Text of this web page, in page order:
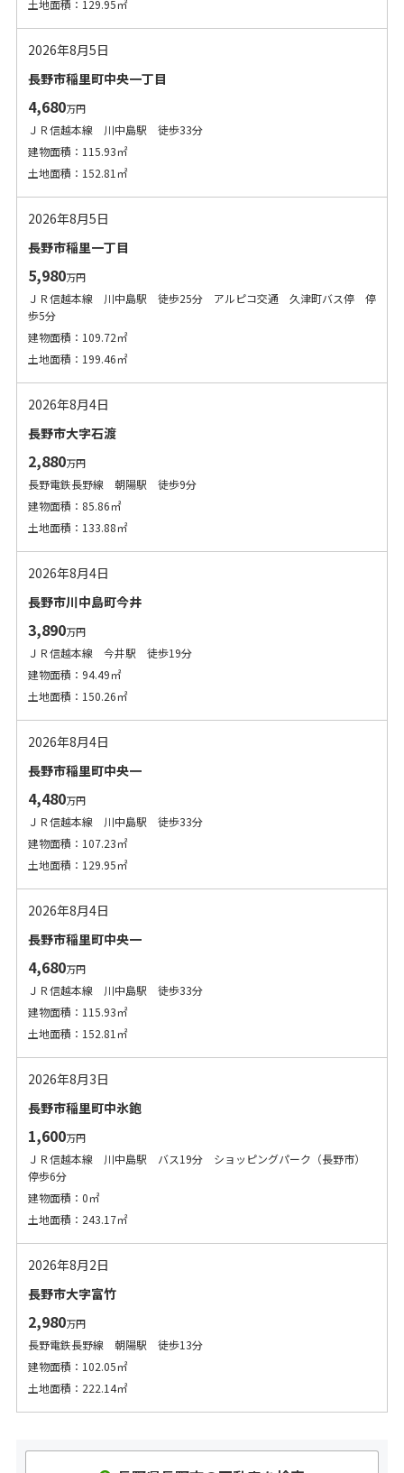
土地面積：129.95㎡
2026年8月5日
長野市稲里町中央一丁目
4,680万円
ＪＲ信越本線 川中島駅 徒歩33分
建物面積：115.93㎡
土地面積：152.81㎡
2026年8月5日
長野市稲里一丁目
5,980万円
ＪＲ信越本線 川中島駅 徒歩25分 アルピコ交通 久津町バス停 停
歩5分
建物面積：109.72㎡
土地面積：199.46㎡
2026年8月4日
長野市大字石渡
2,880万円
長野電鉄長野線 朝陽駅 徒歩9分
建物面積：85.86㎡
土地面積：133.88㎡
2026年8月4日
長野市川中島町今井
3,890万円
ＪＲ信越本線 今井駅 徒歩19分
建物面積：94.49㎡
土地面積：150.26㎡
2026年8月4日
長野市稲里町中央一
4,480万円
ＪＲ信越本線 川中島駅 徒歩33分
建物面積：107.23㎡
土地面積：129.95㎡
2026年8月4日
長野市稲里町中央一
4,680万円
ＪＲ信越本線 川中島駅 徒歩33分
建物面積：115.93㎡
土地面積：152.81㎡
2026年8月3日
長野市稲里町中氷鉋
1,600万円
ＪＲ信越本線 川中島駅 バス19分 ショッピングパーク（長野市）
停歩6分
建物面積：0㎡
土地面積：243.17㎡
2026年8月2日
長野市大字富竹
2,980万円
長野電鉄長野線 朝陽駅 徒歩13分
建物面積：102.05㎡
土地面積：222.14㎡